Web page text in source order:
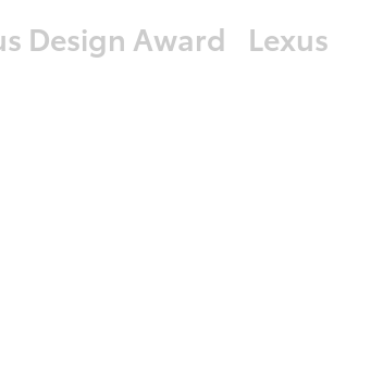
Design Award Lexus